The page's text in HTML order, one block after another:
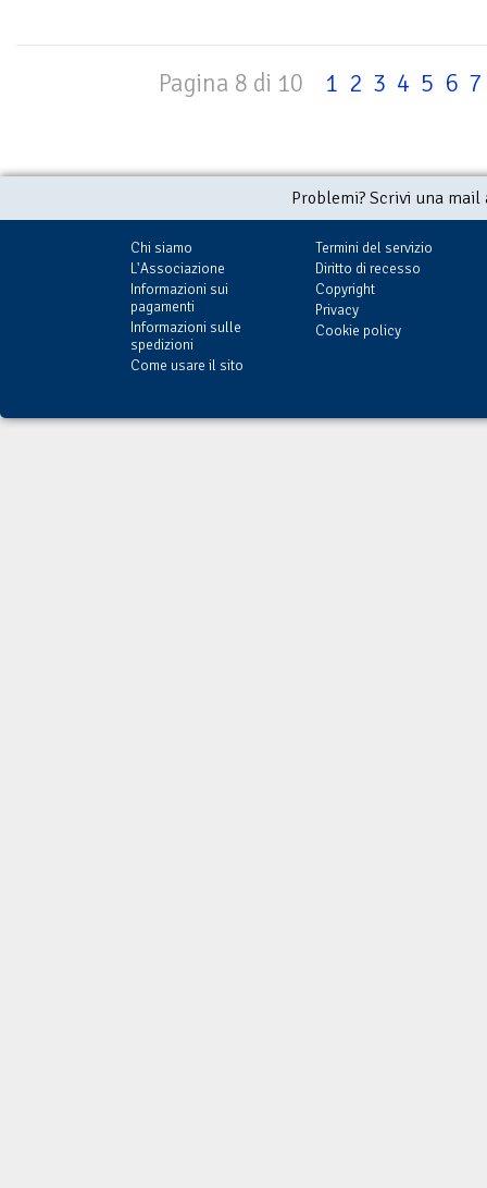
Pagina 8 di 10 1 2 3 4 5 6 7
Problemi? Scrivi una
Chi siamo
L'Associazione
Informazioni sui
pagamenti
Informazioni sulle
spedizioni
Come usare il sito
Termini del servizio
Diritto di recesso
Copyright
Privacy
Cookie policy